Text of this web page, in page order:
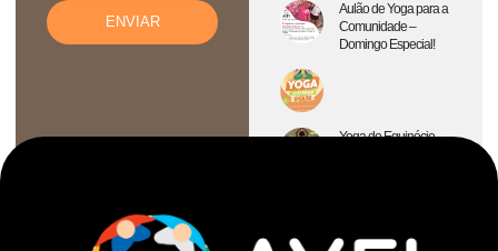
ENVIAR
Aulão de Yoga para a
Comunidade –
Domingo Especial!
Yoga do Equinócio